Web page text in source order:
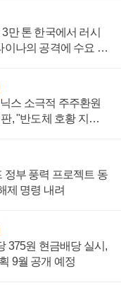
만 톤 한국에서 러시
이나의 공격에 수요 늘
스 소극적 주주환원
, "반도체 호황 지속
정부 풍력 프로젝트 동
제 명령 내려
375원 현금배당 실시,
9월 공개 예정